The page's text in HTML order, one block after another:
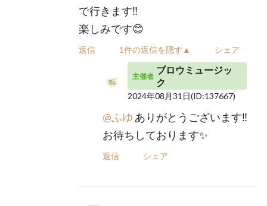
で行きます‼︎
楽しみです😊
返信 1件の返信を隠す▲ シェア
主催者
ブロウミュージッ
ク
2024年08月31日(ID:137667)
@ふゆ ありがとうございます‼️
お待ちしております✨
返信 シェア